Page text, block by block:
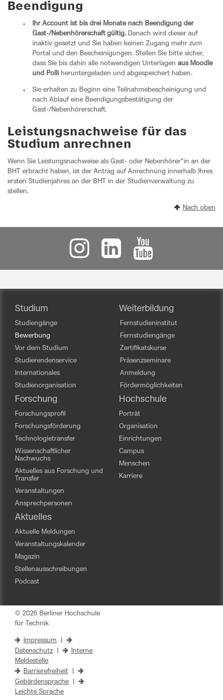
Beendigung
Ihr Account ist bis drei Monate nach Beendigung der
Gast-/Nebenhörerschaft gültig. Danach wird dieser auf
inaktiv gesetzt und Sie haben keinen Zugang mehr zum
Portal und den Bescheinigungen. Stellen Sie bitte sicher,
dass Sie bis dahin alle notwendigen Unterlagen aus Moodle
und Polli heruntergeladen und abgespeichert haben.
Sie erhalten zu Beginn eine Teilnahmebescheinigung und
nach Ablauf eine Beendigungsbestätigung der
Gast-/Nebenhörerschaft.
Leistungsnachweise für das
Studium anrechnen
Wenn Sie Leistungsnachweise als Gast- oder Nebenhörer*in an der
BHT erbracht haben, ist der Antrag auf Anrechnung innerhalb Ihres
ersten Studienjahres an der BHT in der Studienverwaltung zu
stellen.
Nach oben
Studium
Studiengänge
Bewerbung
Vor dem Studium
Studierendenservice
Internationales
Studienorganisation
Weiterbildung
Fernstudieninstitut
Fernstudiengänge
Zertifikatskurse
Präsenzseminare
Anmeldung
Fördermöglichkeiten
Forschung
Forschungsprofil
Forschungsförderung
Technologietransfer
Wissenschaftlicher
Nachwuchs
Aktuelles aus Forschung und
Transfer
Veranstaltungen
Ansprechpersonen
Hochschule
Porträt
Organisation
Einrichtungen
Campus
Menschen
Karriere
Aktuelles
Aktuelle Meldungen
Veranstaltungskalender
Magazin
Stellenausschreibungen
Podcast
© 2026 Berliner Hochschule
für Technik
Impressum
Datenschutz
Interne
Meldestelle
Barrierefreiheit
Gebärdensprache
Leichte Sprache